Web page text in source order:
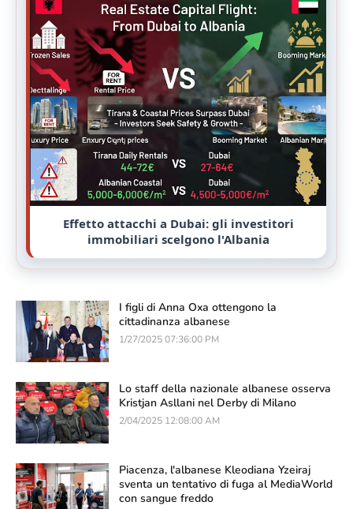
Effetto attacchi a Dubai: gli investitori
immobiliari scelgono l'Albania
I figli di Anna Oxa ottengono la
cittadinanza albanese
1/27/2025 07:36:00 PM
Lo staff della nazionale albanese osserva
Kristjan Asllani nel Derby di Milano
2/04/2025 12:08:00 AM
Piacenza, l'albanese Kleodiana Yzeiraj
sventa un tentativo di fuga al MediaWorld
con sangue freddo